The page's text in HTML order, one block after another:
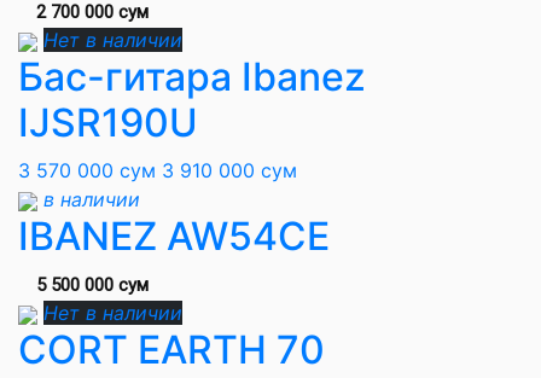
2 700 000 сум
Нет в наличии
Бас-гитара Ibanez
IJSR190U
3 570 000 сум 3 910 000 сум
в наличии
IBANEZ AW54CE
5 500 000 сум
Нет в наличии
CORT EARTH 70